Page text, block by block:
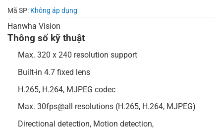
Mã SP: Không áp dụng
Hanwha Vision
Thông số kỹ thuật
Max. 320 x 240 resolution support
Built-in 4.7 fixed lens
H.265, H.264, MJPEG codec
Max. 30fps@all resolutions (H.265, H.264, MJPEG)
Directional detection, Motion detection,